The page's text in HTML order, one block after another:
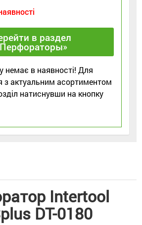
в раздел
немає в наявності! Для
з актуальним асортиментом
натиснувши на кнопку
Intertool
DT-0180